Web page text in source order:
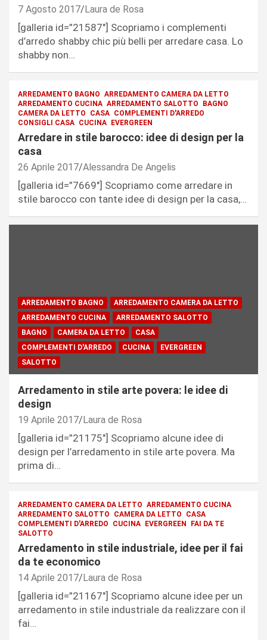
7 Agosto 2017 Laura de Rosa
[galleria id=”21587″] Scopriamo i complementi
d’arredo shabby chic più belli per arredare casa. Lo
shabby non…
ARREDAMENTO BAGNO ARREDAMENTO CAMERA DA LETTO
ARREDAMENTO CUCINA ARREDAMENTO SALOTTO
BAGNO
CAMERA DA LETTO
CASA COMPLEMENTI D'ARREDO
CONSIGLI CASA CUCINA EVERGREEN
Arredare in stile barocco: idee di design per la
casa
26 Aprile 2017 Alessandra De Angelis
[galleria id=”7669″] Scopriamo come arredare in
stile barocco con tante idee di design per la casa,…
ARREDAMENTO BAGNO
ARREDAMENTO CAMERA DA LETTO
ARREDAMENTO CUCINA
ARREDAMENTO SALOTTO
BAGNO
CAMERA DA LETTO
CASA
COMPLEMENTI D'ARREDO
CUCINA
EVERGREEN
SALOTTO
Arredamento in stile arte povera: le idee di
design
19 Aprile 2017 Laura de Rosa
[galleria id=”21175″] Scopriamo alcune idee di
design per l’arredamento in stile arte povera. Ma
prima di…
ARREDAMENTO CAMERA DA LETTO ARREDAMENTO CUCINA
ARREDAMENTO SALOTTO
CAMERA DA LETTO
CASA
COMPLEMENTI D'ARREDO
CUCINA EVERGREEN
FAI DA TE
SALOTTO
Arredamento in stile industriale, idee per il fai
da te economico
14 Aprile 2017 Laura de Rosa
[galleria id=”21167″] Scopriamo alcune idee per un
arredamento in stile industriale da realizzare con il
fai…